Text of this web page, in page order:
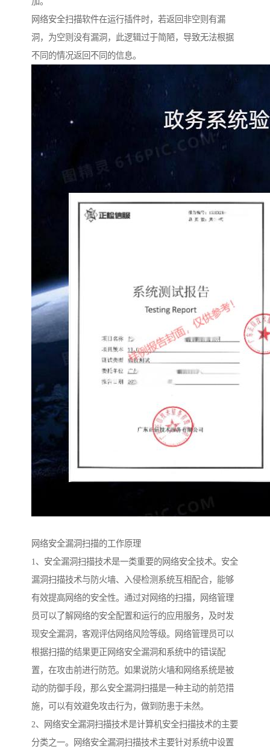
网络安全扫描软件在运行插件时，若返回非空则有漏
洞，为空则没有漏洞，此逻辑过于简陋，导致无法根据
不同的情况返回不同的信息。
网络安全漏洞扫描的工作原理
1、安全漏洞扫描技术是一类重要的网络安全技术。安全
漏洞扫描技术与防火墙、入侵检测系统互相配合，能够
有效提高网络的安全性。通过对网络的扫描，网络管理
员可以了解网络的安全配置和运行的应用服务，及时发
现安全漏洞，客观评估网络风险等级。网络管理员可以
根据扫描的结果更正网络安全漏洞和系统中的错误配
置，在攻击前进行防范。如果说防火墙和网络系统是被
动的防御手段，那么安全漏洞扫描是一种主动的前范措
施，可以有效避免攻击行为，做到防患于未然。
2、网络安全漏洞扫描技术是计算机安全扫描技术的主要
分类之一。网络安全漏洞扫描技术主要针对系统中设置